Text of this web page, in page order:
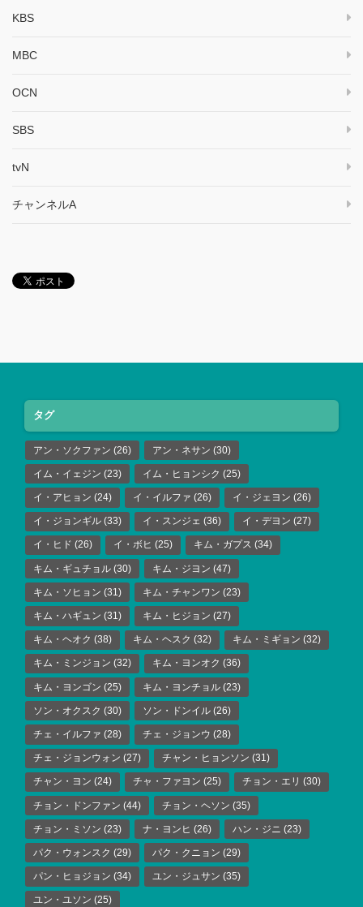
KBS
MBC
OCN
SBS
tvN
チャンネルA
タグ
アン・ソクファン (26) アン・ネサン (30)
イム・イェジン (23) イム・ヒョンシク (25)
イ・アヒョン (24) イ・イルファ (26) イ・ジェヨン (26)
イ・ジョンギル (33) イ・スンジェ (36) イ・デヨン (27)
イ・ヒド (26) イ・ボヒ (25) キム・ガプス (34)
キム・ギュチョル (30) キム・ジヨン (47)
キム・ソヒョン (31) キム・チャンワン (23)
キム・ハギュン (31) キム・ヒジョン (27)
キム・ヘオク (38) キム・ヘスク (32) キム・ミギョン (32)
キム・ミンジョン (32) キム・ヨンオク (36)
キム・ヨンゴン (25) キム・ヨンチョル (23)
ソン・オクスク (30) ソン・ドンイル (26)
チェ・イルファ (28) チェ・ジョンウ (28)
チェ・ジョンウォン (27) チャン・ヒョンソン (31)
チャン・ヨン (24) チャ・ファヨン (25) チョン・エリ (30)
チョン・ドンファン (44) チョン・ヘソン (35)
チョン・ミソン (23) ナ・ヨンヒ (26) ハン・ジニ (23)
パク・ウォンスク (29) パク・クニョン (29)
パン・ヒョジョン (34) ユン・ジュサン (35)
ユン・ユソン (25)